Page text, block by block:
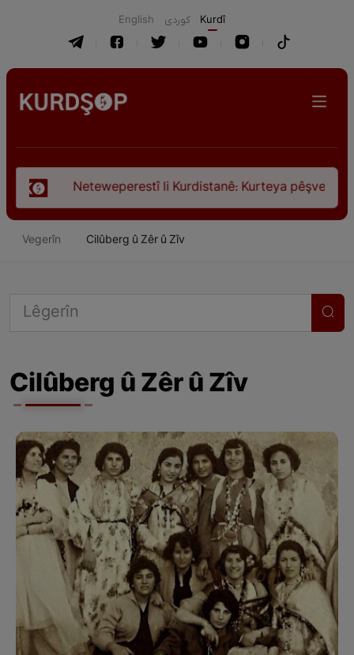
English كوردی Kurdî
li Kurdistanê: Kurteya pêşveçûna dirokî û civakî-siyasî
Vegerîn Cilûberg û Zêr û Zîv
Cilûberg û Zêr û Zîv